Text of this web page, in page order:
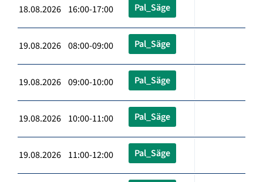
18.08.2026 16:00-17:00 Pal_Säge
19.08.2026 08:00-09:00 Pal_Säge
19.08.2026 09:00-10:00 Pal_Säge
19.08.2026 10:00-11:00 Pal_Säge
19.08.2026 11:00-12:00 Pal_Säge